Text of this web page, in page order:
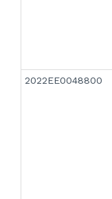
2022EE0048800